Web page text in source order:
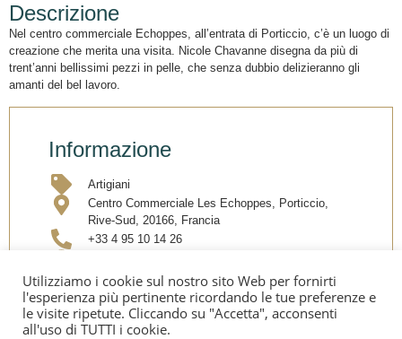
Descrizione
Nel centro commerciale Echoppes, all’entrata di Porticcio, c’è un luogo di
creazione che merita una visita. Nicole Chavanne disegna da più di
trent’anni bellissimi pezzi in pelle, che senza dubbio delizieranno gli
amanti del bel lavoro.
Informazione
Artigiani
Centro Commerciale Les Echoppes, Porticcio,
Rive-Sud, 20166, Francia
+33 4 95 10 14 26
Condividi
Utilizziamo i cookie sul nostro sito Web per fornirti
l'esperienza più pertinente ricordando le tue preferenze e
le visite ripetute. Cliccando su "Accetta", acconsenti
all'uso di TUTTI i cookie.